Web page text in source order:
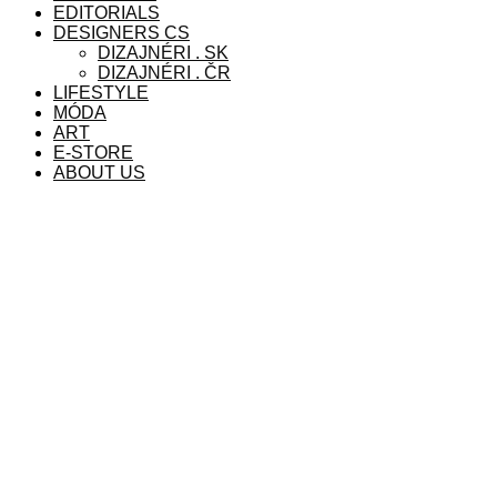
EDITORIALS
DESIGNERS CS
DIZAJNÉRI . SK
DIZAJNÉRI . ČR
LIFESTYLE
MÓDA
ART
E-STORE
ABOUT US